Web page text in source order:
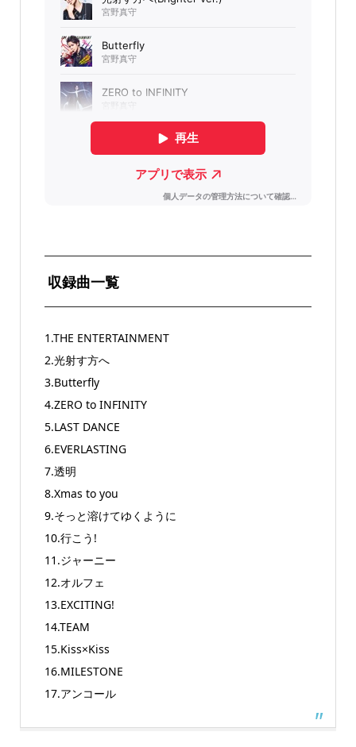
収録曲一覧
1.THE ENTERTAINMENT
2.光射す方へ
3.Butterfly
4.ZERO to INFINITY
5.LAST DANCE
6.EVERLASTING
7.透明
8.Xmas to you
9.そっと溶けてゆくように
10.行こう!
11.ジャーニー
12.オルフェ
13.EXCITING!
14.TEAM
15.Kiss×Kiss
16.MILESTONE
17.アンコール